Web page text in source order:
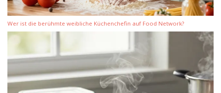
Wer ist die berühmte weibliche Küchenchefin auf Food Network?